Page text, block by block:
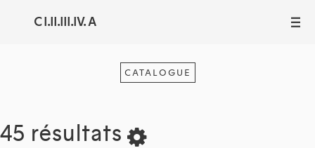
C I.II.III.IV. A III
CATALOGUE
45 résultats